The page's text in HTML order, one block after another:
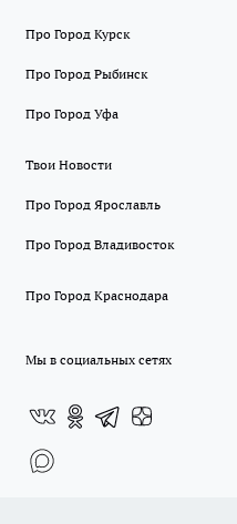
Про Город Курск
Про Город Рыбинск
Про Город Уфа
Твои Новости
Про Город Ярославль
Про Город Владивосток
Про Город Краснодара
Мы в социальных сетях